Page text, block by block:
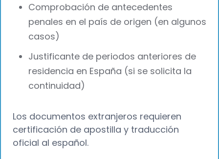
Comprobación de antecedentes
penales en el país de origen (en algunos
casos)
Justificante de periodos anteriores de
residencia en España (si se solicita la
continuidad)
Los documentos extranjeros requieren
certificación de apostilla y traducción
oficial al español.